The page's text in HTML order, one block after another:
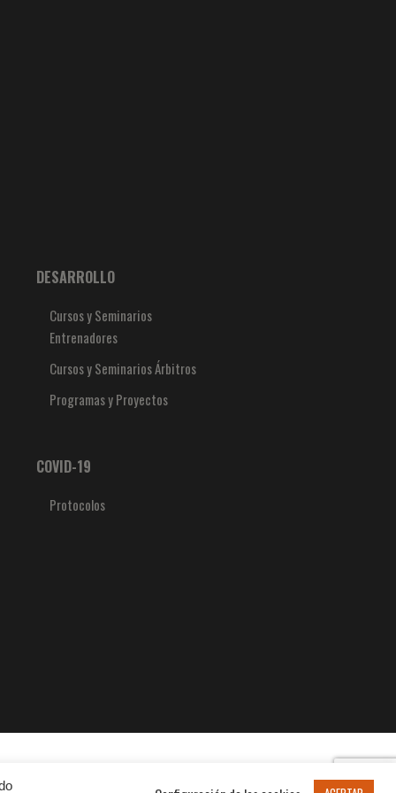
DESARROLLO
Cursos y Seminarios
Entrenadores
Cursos y Seminarios Árbitros
Programas y Proyectos
COVID-19
Protocolos